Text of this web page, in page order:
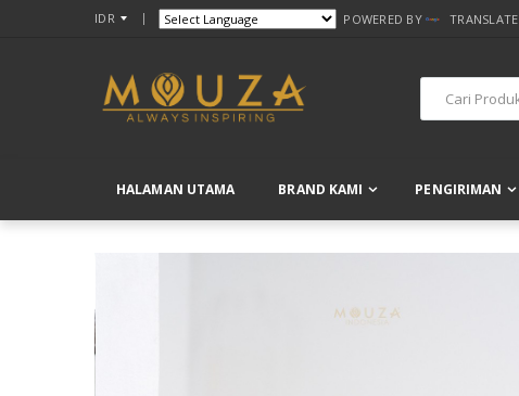
IDR POWERED BY TRANSLATE
HALAMAN UTAMA BRAND KAMI PENGIRIMAN